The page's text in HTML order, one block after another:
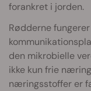
forankret i jorden.
Rødderne
den mikrobielle
ikke kun frie
næringsstoffer er